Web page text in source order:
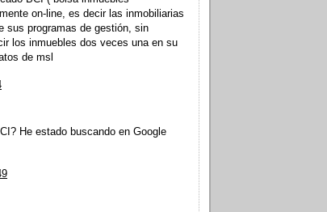
on-line, es decir las inmobiliarias
sus programas de gestión, sin
los inmuebles dos veces una en su
de msl
He estado buscando en Google